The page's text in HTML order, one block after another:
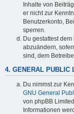
Inhalte von
er nicht zur
Benutzerkonto,
sperren.
Du gestattest
abzuändern,
sind, dem
4. GENERAL PUBLIC
Du nimmst zur
GNU General
von phpBB
Informationen